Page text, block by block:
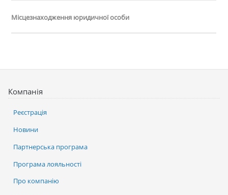
Місцезнаходження юридичної особи
Компанія
Реєстрація
Новини
Партнерська програма
Програма лояльності
Про компанію